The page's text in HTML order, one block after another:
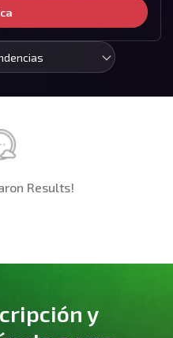
Results!
y